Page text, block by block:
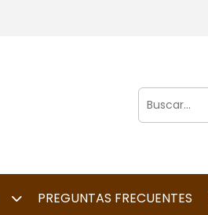
PREGUNTAS FRECUENTES